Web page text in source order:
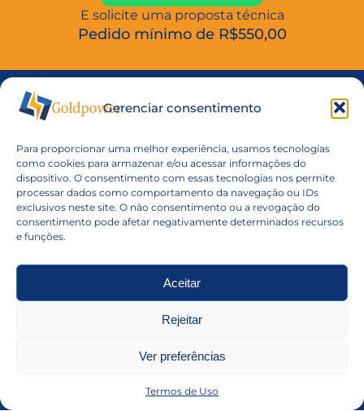
Gerenciar consentimento
Para proporcionar uma melhor experiência, usamos tecnologias
como cookies para armazenar e/ou acessar informações do
dispositivo. O consentimento com essas tecnologias nos permite
processar dados como comportamento da navegação ou IDs
exclusivos neste site. O não consentimento ou a revogação do
consentimento pode afetar negativamente determinados recursos
e funções.
Aceitar
Rejeitar
Ver preferências
Termos de Uso
E solicite uma proposta técnica
Pedido mínimo de R$550,00
Estamos a disposição
(11) 2940-2282
Vendas: goldpower@goldpower.com.br
2ª Feira a 5ª Feira Das 08h as 18h 6ª Feira Das 08h
as 17h
Baterias
Lítio
Ni-Cd
Ni-Cd Pack